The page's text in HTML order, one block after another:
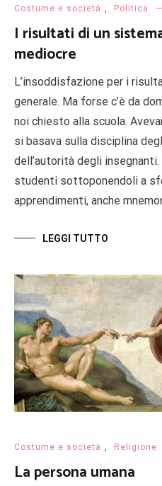
Costume e società , Politica
I risultati di un
mediocre
L’insoddisfazione per i
generale. Ma forse c’è da
noi chiesto alla scuola.
si basava sulla disciplina
dell’autorità degli
studenti sottoponendoli a
apprendimenti, anche
LEGGI TUTTO
Costume e società , Religione
La persona umana